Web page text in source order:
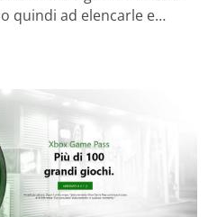
quindi ad elencarle e…